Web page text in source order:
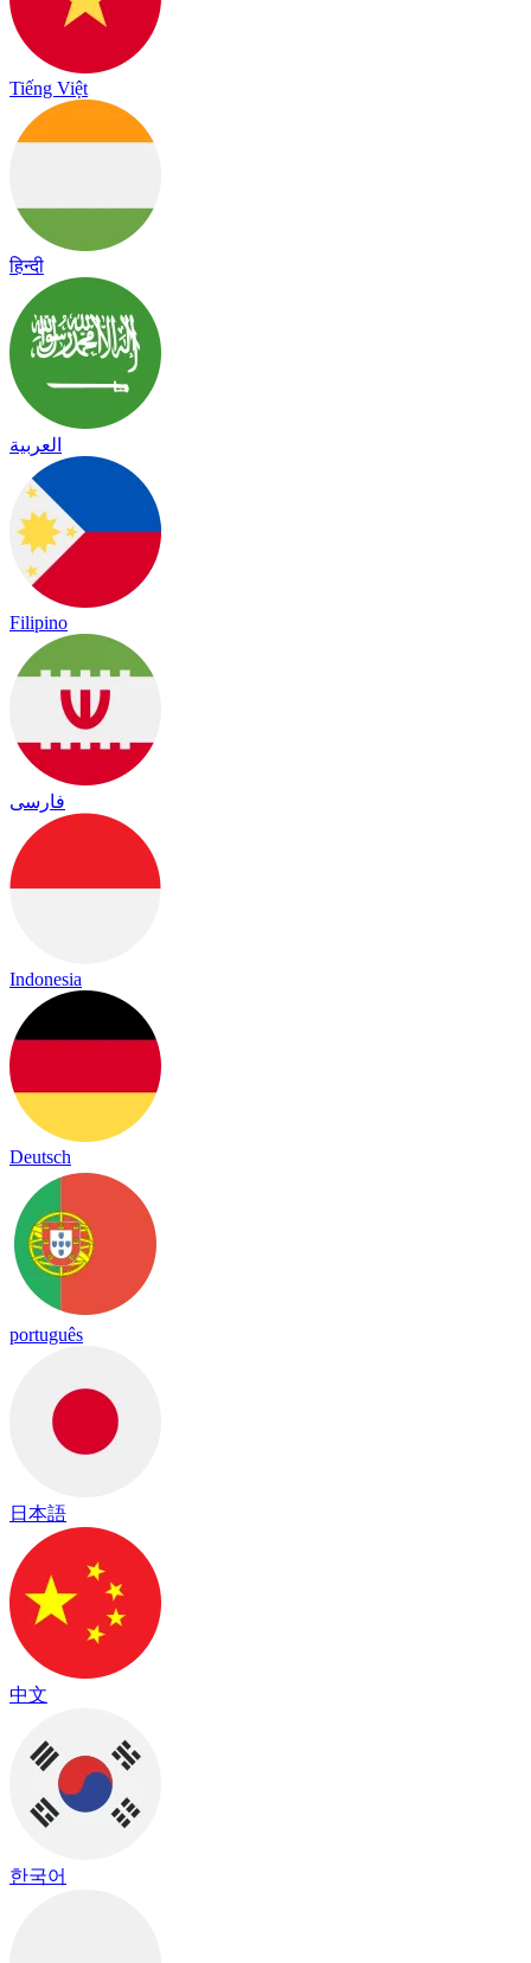
Tiếng Việt
हिन्दी
العربية
Filipino
فارسی
Indonesia
Deutsch
português
日本語
中文
한국어